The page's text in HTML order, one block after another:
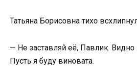
Татьяна Борисовна тихо
— Не заставляй её, Павлик.
Пусть я буду виновата.